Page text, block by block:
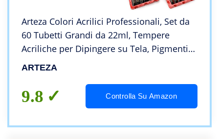
Arteza Colori Acrilici Professionali, Set da
60 Tubetti Grandi da 22ml, Tempere
Acriliche per Dipingere su Tela, Pigmenti
Brillanti e Fluidi Facili da Mescolare, Sia
ARTEZA
9.8 Controlla Su Amazon